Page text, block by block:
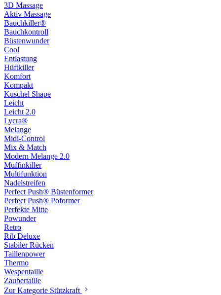
3D Massage
Aktiv Massage
Bauchkiller®
Bauchkontroll
Büstenwunder
Cool
Entlastung
Hüftkiller
Komfort
Kompakt
Kuschel Shape
Leicht
Leicht 2.0
Lycra®
Melange
Midi-Control
Mix & Match
Modern Melange 2.0
Muffinkiller
Multifunktion
Nadelstreifen
Perfect Push® Büstenformer
Perfect Push® Poformer
Perfekte Mitte
Powunder
Retro
Rib Deluxe
Stabiler Rücken
Taillenpower
Thermo
Wespentaille
Zaubertaille
Zur Kategorie Stützkraft